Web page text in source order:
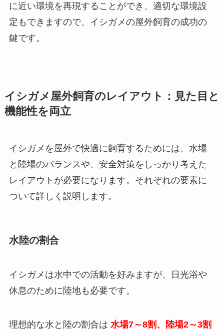
に近い環境を再現することができ、適切な環境設
定もできますので、イシガメの屋外飼育の成功の
鍵です。
イシガメ屋外飼育のレイアウト：見た目と
機能性を両立
イシガメを屋外で快適に飼育するためには、水場
と陸場のバランスや、安全対策をしっかり考えた
レイアウトが必要になります。それぞれの要素に
ついて詳しく説明します。
水陸の割合
イシガメは水中での活動を好みますが、日光浴や
休息のために陸地も必要です。
理想的な水と陸の割合は 水場7～8割、陸場2～3割